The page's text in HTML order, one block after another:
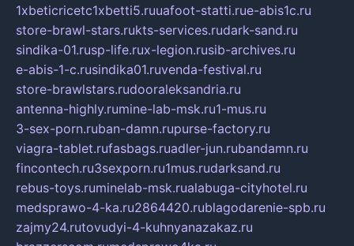
1xbeticricetc1xbetti5.ruuafoot-statti.rue-abis1c.ru
store-brawl-stars.rukts-services.rudark-sand.ru
sindika-01.rusp-life.rux-legion.rusib-archives.ru
e-abis-1-c.rusindika01.ruvenda-festival.ru
store-brawlstars.rudooraleksandria.ru
antenna-highly.rumine-lab-msk.ru1-mus.ru
3-sex-porn.ruban-damn.rupurse-factory.ru
viagra-tablet.rufasbags.ruadler-jun.rubandamn.ru
fincontech.ru3sexporn.ru1mus.rudarksand.ru
rebus-toys.ruminelab-msk.rualabuga-cityhotel.ru
medsprawo-4-ka.ru2864420.rublagodarenie-spb.ru
zajmy24.rutovudyi-4-kuhnyanazakaz.ru